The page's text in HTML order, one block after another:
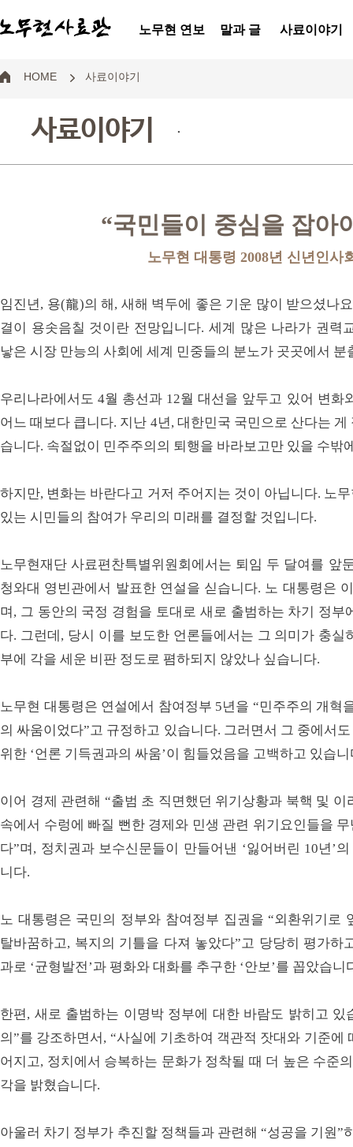
노무현 연보 말과 글 사료이야기
HOME 사료이야기
사료이야기 .
“국민들이 중심을 잡아
노무현 대통령 2008년 신년인사
임진년, 용(龍)의 해, 새해 벽두에 좋은 기운 많이 받으셨나
결이 용솟음칠 것이란 전망입니다. 세계 많은 나라가 권력
낳은 시장 만능의 사회에 세계 민중들의 분노가 곳곳에서
우리나라에서도 4월 총선과 12월 대선을 앞두고 있어 변화
어느 때보다 큽니다. 지난 4년, 대한민국 국민으로 산다는
습니다. 속절없이 민주주의의 퇴행을 바라보고만 있을 수밖
하지만, 변화는 바란다고 거저 주어지는 것이 아닙니다. 노
있는 시민들의 참여가 우리의 미래를 결정할 것입니다.
노무현재단 사료편찬특별위원회에서는 퇴임 두 달여를 앞
청와대 영빈관에서 발표한 연설을 싣습니다. 노 대통령은
며, 그 동안의 국정 경험을 토대로 새로 출범하는 차기 정
다. 그런데, 당시 이를 보도한 언론들에서는 그 의미가 충
부에 각을 세운 비판 정도로 폄하되지 않았나 싶습니다.
노무현 대통령은 연설에서 참여정부 5년을 “민주주의 개혁
의 싸움이었다”고 규정하고 있습니다. 그러면서 그 중에서
위한 ‘언론 기득권과의 싸움’이 힘들었음을 고백하고 있습니
이어 경제 관련해 “출범 초 직면했던 위기상황과 북핵 및
속에서 수렁에 빠질 뻔한 경제와 민생 관련 위기요인들을
다”며, 정치권과 보수신문들이 만들어낸 ‘잃어버린 10년’
니다.
노 대통령은 국민의 정부와 참여정부 집권을 “외환위기로
탈바꿈하고, 복지의 기틀을 다져 놓았다”고 당당히 평가하
과로 ‘균형발전’과 평화와 대화를 추구한 ‘안보’를 꼽았습니
한편, 새로 출범하는 이명박 정부에 대한 바람도 밝히고
의”를 강조하면서, “사실에 기초하여 객관적 잣대와 기준에
어지고, 정치에서 승복하는 문화가 정착될 때 더 높은 수준
각을 밝혔습니다.
아울러 차기 정부가 추진할 정책들과 관련해 “성공을 기원”